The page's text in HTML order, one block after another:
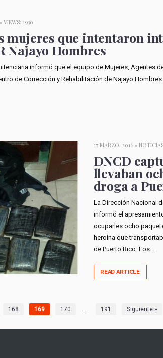
• VIEWS: 1930
mujeres que intentaron
Najayo Hombres
informó que el equipo de Mujeres, Agentes
de Corrección y Rehabilitación de Najayo
17 MARZO, 2016 •
DNCD
llevaban
droga a
La Dirección Nacional
informó el
ocuparles ocho
heroína que
de Puerto Rico. Los...
READ ARTICLE
168 169 170 191 Siguiente »